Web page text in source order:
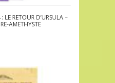
LE RETOUR D’URSULA –
AMETHYSTE